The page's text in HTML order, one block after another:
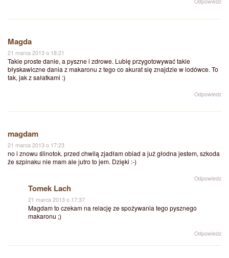
Magda
21 marca 2013 o 18:21
Takie proste danie, a pyszne i zdrowe. Lubię przygotowywać takie
błyskawiczne dania z makaronu z tego co akurat się znajdzie w lodówce. To
tak, jak z sałatkami :)
Odpowiedz
magdam
21 marca 2013 o 17:23
no i znowu ślinotok. przed chwilą zjadłam obiad a już głodna jestem, szkoda
że szpinaku nie mam ale jutro to jem. Dzięki :-)
Odpowiedz
Tomek Lach
21 marca 2013 o 17:37
Magdam to czekam na relację ze spożywania tego pysznego
makaronu ;)
Odpowiedz